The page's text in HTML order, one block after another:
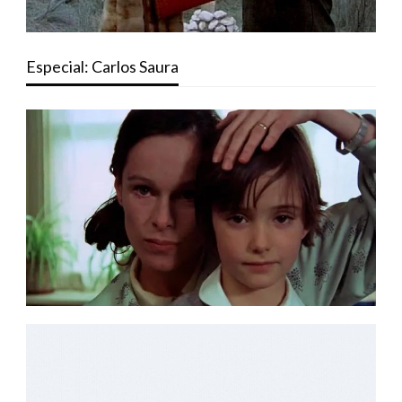
Especial: Carlos Saura